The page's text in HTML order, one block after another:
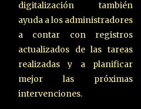
digitalización también
ayuda a los administradores
a contar con registros
actualizados de las tareas
realizadas y a planificar
mejor las próximas
intervenciones.